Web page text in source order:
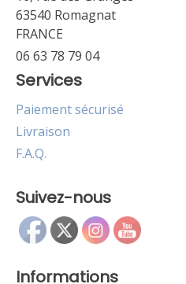
63540 Romagnat
FRANCE
06 63 78 79 04
Services
Paiement sécurisé
Livraison
F.A.Q.
Suivez-nous
Informations